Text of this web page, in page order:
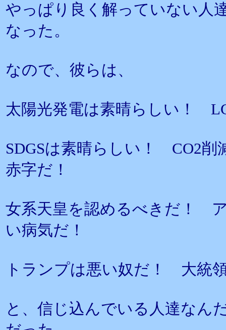
やっぱり良く解っていない人
なった。
なので、彼らは、
太陽光発電は素晴らしい！
SDGSは素晴らしい！ CO2
赤字だ！
女系天皇を認めるべきだ！
い病気だ！
トランプは悪い奴だ！ 大統
と、信じ込んでいる人達なん